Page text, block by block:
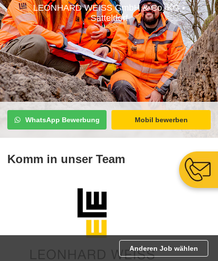
LEONHARD WEISS GmbH & Co. KG •
Satteldorf
WhatsApp Bewerbung Mobil bewerben
Komm in unser Team
Anderen Job wählen